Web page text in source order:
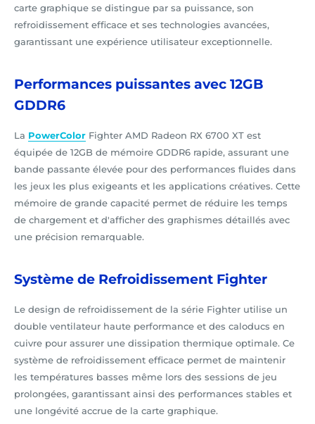
carte graphique se distingue par sa puissance, son
refroidissement efficace et ses technologies avancées,
garantissant une expérience utilisateur exceptionnelle.
Performances puissantes avec 12GB
GDDR6
La PowerColor Fighter AMD Radeon RX 6700 XT est
équipée de 12GB de mémoire GDDR6 rapide, assurant une
bande passante élevée pour des performances fluides dans
les jeux les plus exigeants et les applications créatives. Cette
mémoire de grande capacité permet de réduire les temps
de chargement et d'afficher des graphismes détaillés avec
une précision remarquable.
Système de Refroidissement Fighter
Le design de refroidissement de la série Fighter utilise un
double ventilateur haute performance et des caloducs en
cuivre pour assurer une dissipation thermique optimale. Ce
système de refroidissement efficace permet de maintenir
les températures basses même lors des sessions de jeu
prolongées, garantissant ainsi des performances stables et
une longévité accrue de la carte graphique.